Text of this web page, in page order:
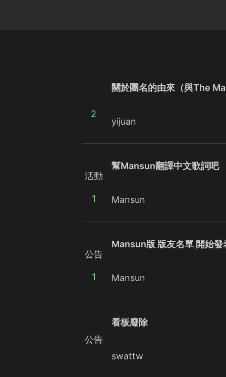
2
關於團名的由來（與The
yijuan
活動
1
幫Mansun翻譯中文歌詞吧
Mansun
公告
1
Mansun版 版友名單 開始發
Mansun
公告
看板廢除
swattw